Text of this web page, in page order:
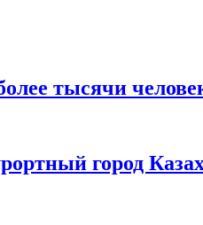
тысячи
город